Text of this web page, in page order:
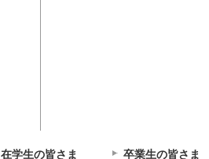
在学生の皆さま 卒業生の皆さま